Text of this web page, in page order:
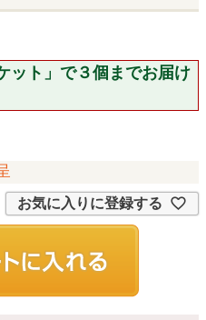
ット」で３個までお届け
お気に入りに登録する